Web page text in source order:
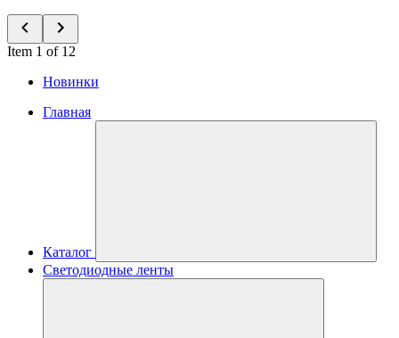
Item 1 of 12
Новинки
Главная
Каталог
Светодиодные ленты